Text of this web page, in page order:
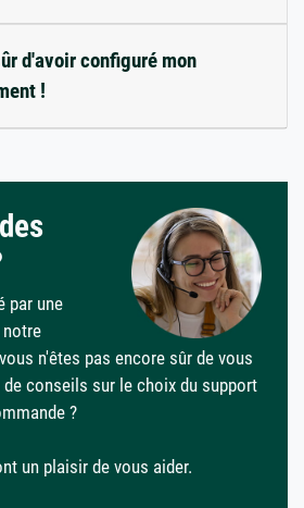
d'avoir configuré mon
!
par une
n'êtes pas encore sûr de vous
conseils sur le choix du support
?
un plaisir de vous aider.